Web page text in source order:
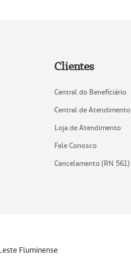
Clientes
Central do Beneficiário
Central de Atendimento
Loja de Atendimento
Fale Conosco
Cancelamento (RN 561)
Fluminense